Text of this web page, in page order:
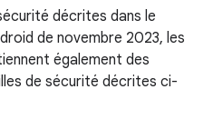
décrites dans le
de novembre 2023, les
également des
de sécurité décrites ci-